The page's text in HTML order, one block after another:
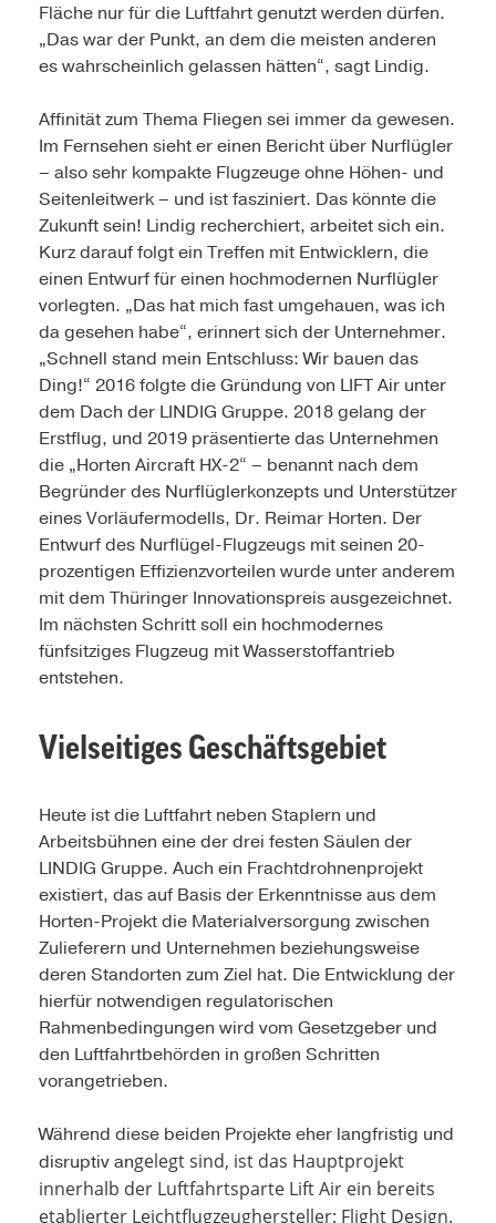
Fläche nur für die Luftfahrt genutzt werden dürfen.
„Das war der Punkt, an dem die meisten anderen
es wahrscheinlich gelassen hätten“, sagt Lindig.
Affinität zum Thema Fliegen sei immer da gewesen.
Im Fernsehen sieht er einen Bericht über Nurflügler
– also sehr kompakte Flugzeuge ohne Höhen- und
Seitenleitwerk – und ist fasziniert. Das könnte die
Zukunft sein! Lindig recherchiert, arbeitet sich ein.
Kurz darauf folgt ein Treffen mit Entwicklern, die
einen Entwurf für einen hochmodernen Nurflügler
vorlegten. „Das hat mich fast umgehauen, was ich
da gesehen habe“, erinnert sich der Unternehmer.
„Schnell stand mein Entschluss: Wir bauen das
Ding!“ 2016 folgte die Gründung von LIFT Air unter
dem Dach der LINDIG Gruppe. 2018 gelang der
Erstflug, und 2019 präsentierte das Unternehmen
die „Horten Aircraft HX-2“ – benannt nach dem
Begründer des Nurflüglerkonzepts und Unterstützer
eines Vorläufermodells, Dr. Reimar Horten. Der
Entwurf des Nurflügel-Flugzeugs mit seinen 20-
prozentigen Effizienzvorteilen wurde unter anderem
mit dem Thüringer Innovationspreis ausgezeichnet.
Im nächsten Schritt soll ein hochmodernes
fünfsitziges Flugzeug mit Wasserstoffantrieb
entstehen.
Vielseitiges Geschäftsgebiet
Heute ist die Luftfahrt neben Staplern und
Arbeitsbühnen eine der drei festen Säulen der
LINDIG Gruppe. Auch ein Frachtdrohnenprojekt
existiert, das auf Basis der Erkenntnisse aus dem
Horten-Projekt die Materialversorgung zwischen
Zulieferern und Unternehmen beziehungsweise
deren Standorten zum Ziel hat. Die Entwicklung der
hierfür notwendigen regulatorischen
Rahmenbedingungen wird vom Gesetzgeber und
den Luftfahrtbehörden in großen Schritten
vorangetrieben.
Während diese beiden Projekte eher langfristig und
disruptiv angelegt sind, ist das Hauptprojekt
innerhalb der Luftfahrtsparte Lift Air ein bereits
etablierter Leichtflugzeughersteller: Flight Design.